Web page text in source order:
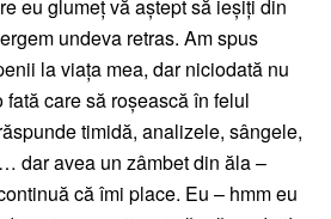
eu glumeț vă aștept să ieșiți din
undeva retras. Am spus
la viața mea, dar niciodată nu
fată care să roșească în felul
timidă, analizele, sângele,
dar avea un zâmbet din ăla –
că îmi place. Eu – hmm eu